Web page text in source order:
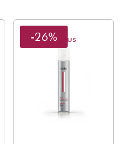
Kadus
-26%